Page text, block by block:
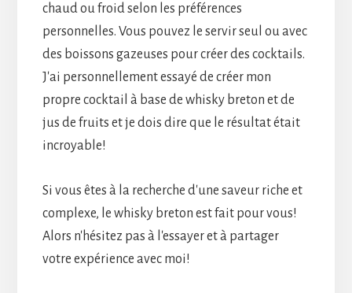
chaud ou froid selon les préférences
personnelles. Vous pouvez le servir seul ou avec
des boissons gazeuses pour créer des cocktails.
J'ai personnellement essayé de créer mon
propre cocktail à base de whisky breton et de
jus de fruits et je dois dire que le résultat était
incroyable!
Si vous êtes à la recherche d'une saveur riche et
complexe, le whisky breton est fait pour vous!
Alors n'hésitez pas à l'essayer et à partager
votre expérience avec moi!